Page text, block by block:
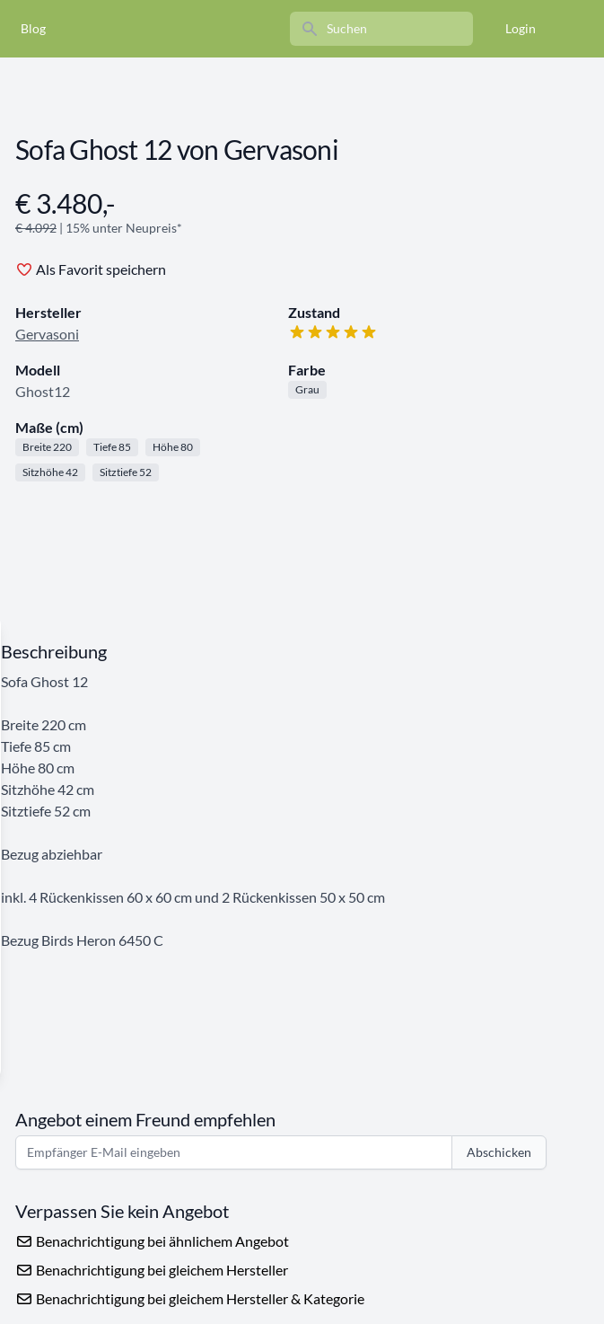
Blog Search Login
Sofa Ghost 12 von Gervasoni
Angebotsinformationen
€ 3.480,-
€ 4.092 | 15% unter Neupreis*
Als Favorit speichern
Hersteller
Gervasoni
Zustand
Modell
Ghost12
Farbe
Grau
Maße (cm)
Breite 220 Tiefe 85
Höhe 80
Sitzhöhe 42
Sitztiefe 52
Beschreibung
Sofa Ghost 12
Breite 220 cm
Tiefe 85 cm
Höhe 80 cm
Sitzhöhe 42 cm
Sitztiefe 52 cm
Bezug abziehbar
inkl. 4 Rückenkissen 60 x 60 cm und 2 Rückenkissen 50 x 50 cm
Bezug Birds Heron 6450 C
Angebot einem Freund empfehlen
Abschicken
Verpassen Sie kein Angebot
Benachrichtigung bei ähnlichem Angebot
Benachrichtigung bei gleichem Hersteller
Benachrichtigung bei gleichem Hersteller & Kategorie